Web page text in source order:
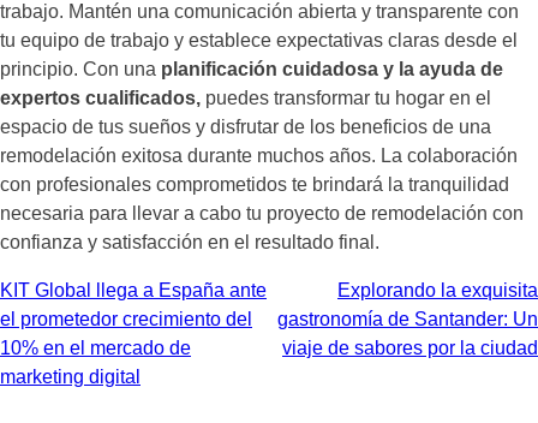
trabajo. Mantén una comunicación abierta y transparente con
tu equipo de trabajo y establece expectativas claras desde el
principio. Con una planificación cuidadosa y la ayuda de
expertos cualificados, puedes transformar tu hogar en el
espacio de tus sueños y disfrutar de los beneficios de una
remodelación exitosa durante muchos años. La colaboración
con profesionales comprometidos te brindará la tranquilidad
necesaria para llevar a cabo tu proyecto de remodelación con
confianza y satisfacción en el resultado final.
Navegación
de
entradas
KIT Global llega a España ante
el prometedor crecimiento del
10% en el mercado de
marketing digital
Explorando la exquisita
gastronomía de Santander: Un
viaje de sabores por la ciudad